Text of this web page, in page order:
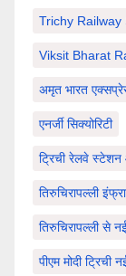
Trichy
Viksit Bharat
अमृत भारत
एनर्जी सिक्योरिटी
ट्रिची रेलवे
तिरुचिरापल्ली
तिरुचिरापल्ली से
पीएम मोदी